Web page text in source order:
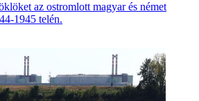
az ostromlott magyar és német
1945 telén.